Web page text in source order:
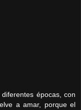
épocas, con
a amar, porque el